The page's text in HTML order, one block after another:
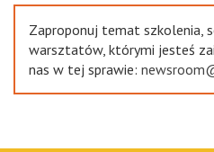
Zaproponuj temat szkolenia,
warsztatów, którymi jesteś
nas w tej sprawie: